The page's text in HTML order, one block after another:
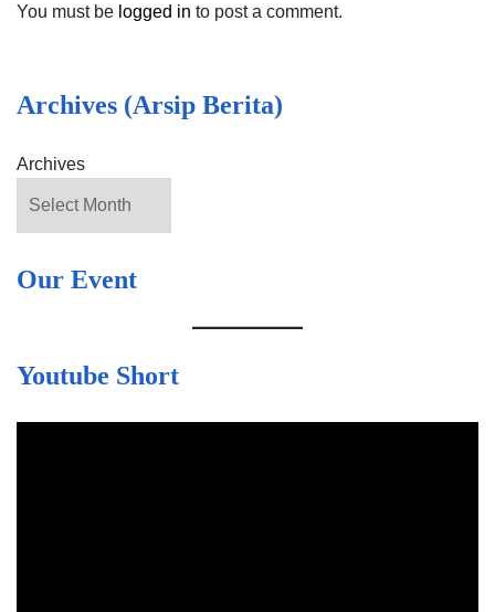
You must be logged in to post a comment.
Archives (Arsip Berita)
Archives
Our Event
Youtube Short